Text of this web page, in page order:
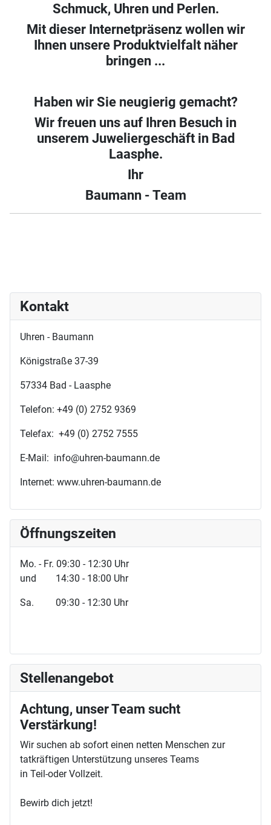
Schmuck, Uhren und Perlen.
Mit dieser Internetpräsenz wollen wir
Ihnen unsere Produktvielfalt näher
bringen ...
Haben wir Sie neugierig gemacht?
Wir freuen uns auf Ihren Besuch in
unserem Juweliergeschäft in Bad
Laasphe.
Ihr
Baumann - Team
Kontakt
Uhren - Baumann
Königstraße 37-39
57334 Bad - Laasphe
Telefon: +49 (0) 2752 9369
Telefax: +49 (0) 2752 7555
E-Mail: info@uhren-baumann.de
Internet: www.uhren-baumann.de
Öffnungszeiten
Mo. - Fr. 09:30 - 12:30 Uhr
und 14:30 - 18:00 Uhr
Sa. 09:30 - 12:30 Uhr
Stellenangebot
Achtung, unser Team sucht
Verstärkung!
Wir suchen ab sofort einen netten Menschen zur
tatkräftigen Unterstützung unseres Teams
in Teil-oder Vollzeit.
Bewirb dich jetzt!